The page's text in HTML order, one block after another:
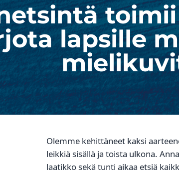
lapsille
Olemme kehittäneet kaksi
leikkiä sisällä ja toista ulkona.
laatikko sekä tunti aikaa etsiä